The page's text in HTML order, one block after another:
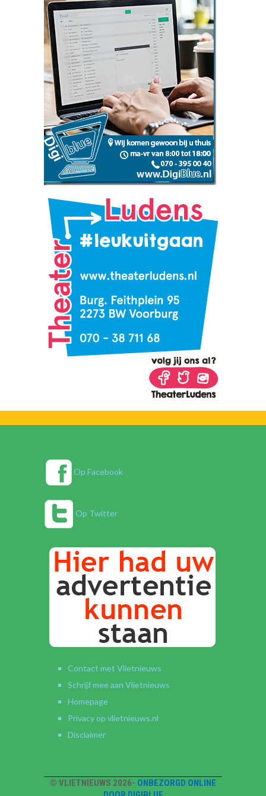
Op Facebook
Op Twitter
Contact met Vlietnieuws
Schrijf mee aan Vlietnieuws
Homepage
Privacy op vlietnieuws.nl
Disclaimer
© VLIETNIEUWS 2026- ONBEZORGD ONLINE